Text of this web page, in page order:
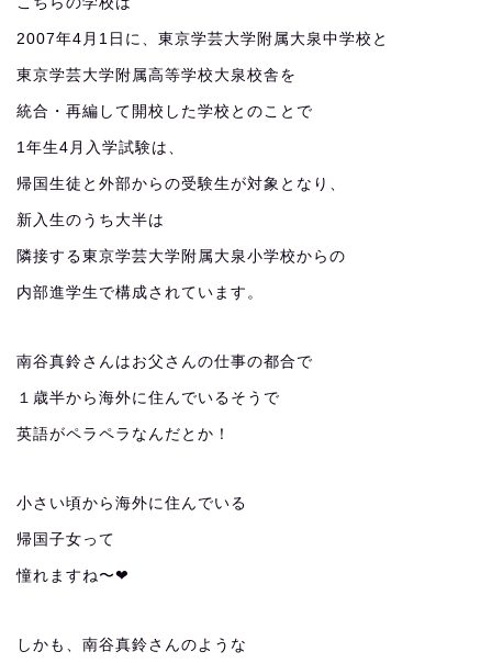
2007年4月1日に、東京学芸大学附属大泉中学校と
東京学芸大学附属高等学校大泉校舎を
統合・再編して開校した学校とのことで
1年生4月入学試験は、
帰国生徒と外部からの受験生が対象となり、
新入生のうち大半は
隣接する東京学芸大学附属大泉小学校からの
内部進学生で構成されています。
南谷真鈴さんはお父さんの仕事の都合で
１歳半から海外に住んでいるそうで
英語がペラペラなんだとか！
小さい頃から海外に住んでいる
帰国子女って
憧れますね〜❤︎
しかも、南谷真鈴さんのような